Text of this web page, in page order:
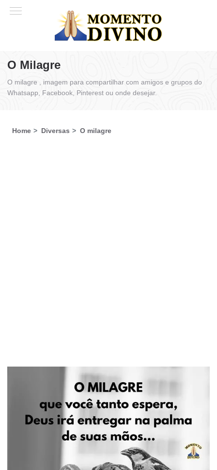
O Milagre
O milagre , imagem para compartilhar com amigos e grupos do
Whatsapp, Facebook, Pinterest ou onde desejar.
Home Diversas O milagre